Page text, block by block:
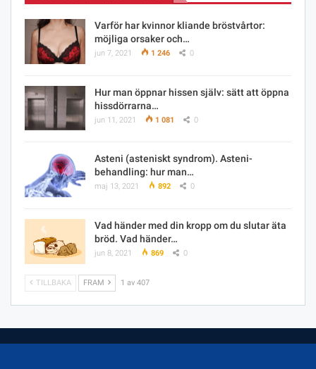
Varför har kvinnor kliande bröstvårtor:
möjliga orsaker och…
jun 7, 2021 1 246 0
Hur man öppnar hissen själv: sätt att öppna
hissdörrarna…
jun 11, 2021 1 081 0
Asteni (asteniskt syndrom). Asteni-
behandling: hur man…
maj 13, 2021 892 0
Vad händer med din kropp om du slutar äta
bröd. Vad händer…
jun 8, 2021 869 0
TILLBAKA FRAM 1 av 407